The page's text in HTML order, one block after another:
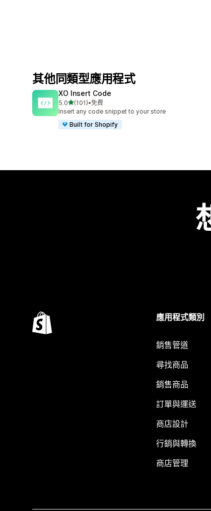
其他同類型應用程式
XO Insert Code
5.0滿分 5 顆星
(101)
共有 101 則評價
•免費
Insert any code snippet to your store
Built for Shopify
應用程式類別
銷售管道
尋找商品
銷售商品
訂單與運送
商店設計
行銷與轉換
商店管理